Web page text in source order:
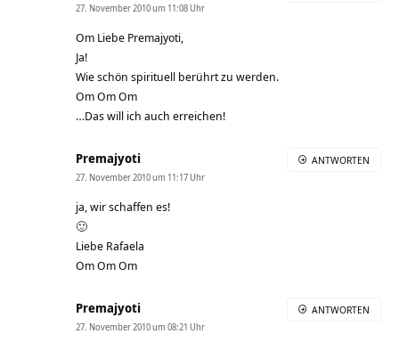
27. November 2010 um 11:08 Uhr
Om Liebe Premajyoti,
Ja!
Wie schön spirituell berührt zu werden.
Om Om Om
…Das will ich auch erreichen!
Premajyoti
27. November 2010 um 11:17 Uhr
ja, wir schaffen es!
🙂
Liebe Rafaela
Om Om Om
ANTWORTEN
Premajyoti
27. November 2010 um 08:21 Uhr
ANTWORTEN